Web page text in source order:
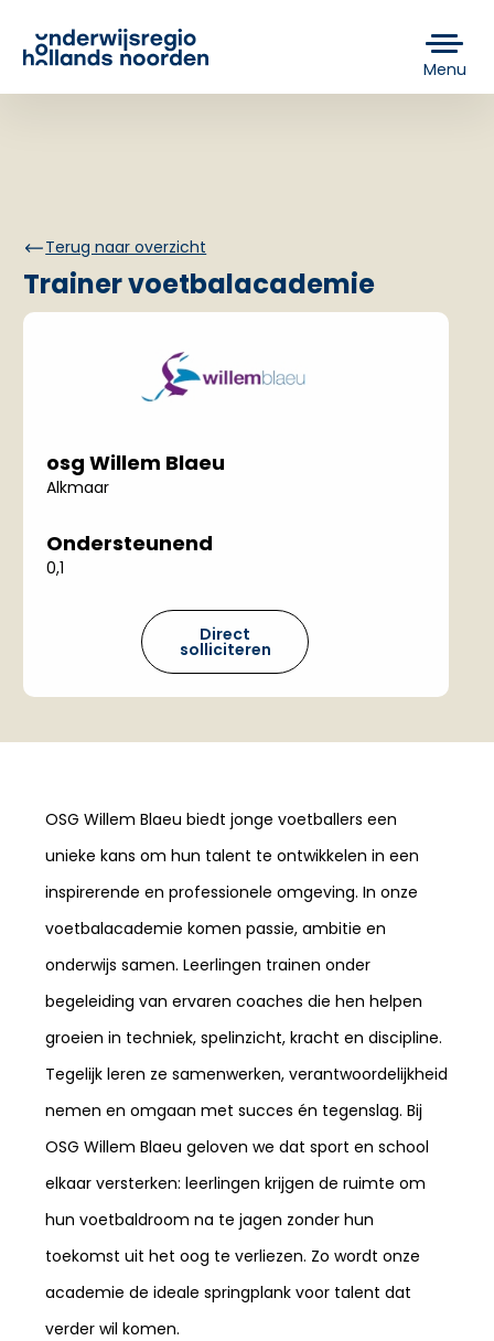
Menu
Terug naar overzicht
Trainer voetbalacademie
osg Willem Blaeu
Alkmaar
Ondersteunend
0,1
Direct
solliciteren
OSG Willem Blaeu biedt jonge voetballers een
unieke kans om hun talent te ontwikkelen in een
inspirerende en professionele omgeving. In onze
voetbalacademie komen passie, ambitie en
onderwijs samen. Leerlingen trainen onder
begeleiding van ervaren coaches die hen helpen
groeien in techniek, spelinzicht, kracht en discipline.
Tegelijk leren ze samenwerken, verantwoordelijkheid
nemen en omgaan met succes én tegenslag. Bij
OSG Willem Blaeu geloven we dat sport en school
elkaar versterken: leerlingen krijgen de ruimte om
hun voetbaldroom na te jagen zonder hun
toekomst uit het oog te verliezen. Zo wordt onze
academie de ideale springplank voor talent dat
verder wil komen.